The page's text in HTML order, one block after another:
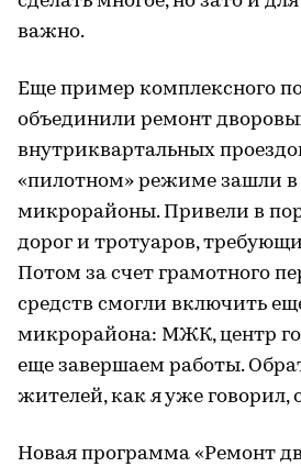
важно.
Еще пример комплексного
объединили ремонт
внутриквартальных
«пилотном» режиме зашли в
микрорайоны. Привели в
дорог и тротуаров,
Потом за счет грамотного
средств смогли включить
микрорайона: МЖК, центр
еще завершаем работы.
жителей, как я уже говорил,
Новая программа «Ремонт